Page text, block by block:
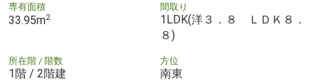
専有面積
33.95m2
間取り
1LDK(洋３．８ ＬＤＫ８．
８)
所在階 / 階数
1階 / 2階建
方位
南東